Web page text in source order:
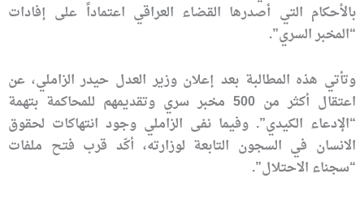
بالأحكام التي أصدرها القضاء العراقي اعتماداً على إفادات
“المخبر السري”.
وتأتي هذه المطالبة بعد إعلان وزير العدل حيدر الزاملي، عن
اعتقال أكثر من 500 مخبر سري وتقديمهم للمحاكمة بتهمة
“الإدعاء الكيدي”. وفيما نفى الزاملي وجود انتهاكات لحقوق
الانسان في السجون التابعة لوزارته، أكّد قرب فتح ملفات
“سجناء الاحتلال”.